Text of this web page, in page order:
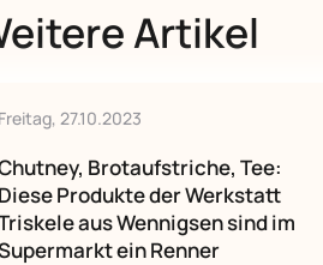
Artikel
Freitag, 27.10.2023
Brotaufstriche, Tee:
Diese Produkte der Werkstatt
aus Wennigsen sind im
ein Renner